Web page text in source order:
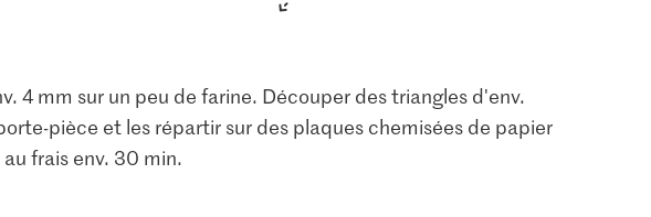
4 mm sur un peu de farine. Découper des triangles d'env.
pièce et les répartir sur des plaques chemisées de papier
frais env. 30 min.